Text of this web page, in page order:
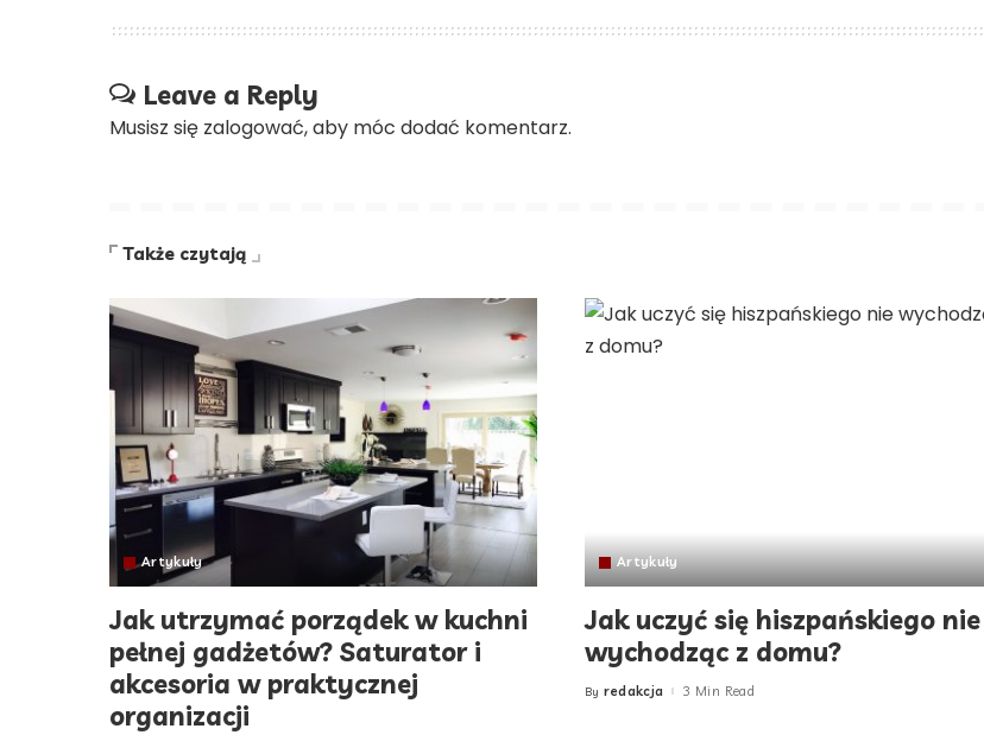
Leave a Reply
Musisz się zalogować, aby móc dodać komentarz.
Także czytają
Artykuły
Jak utrzymać porządek w kuchni
pełnej gadżetów? Saturator i
akcesoria w praktycznej
organizacji
Artykuły
Jak uczyć się hiszpańskiego nie
wychodząc z domu?
Posted
By redakcja 3 Min Read